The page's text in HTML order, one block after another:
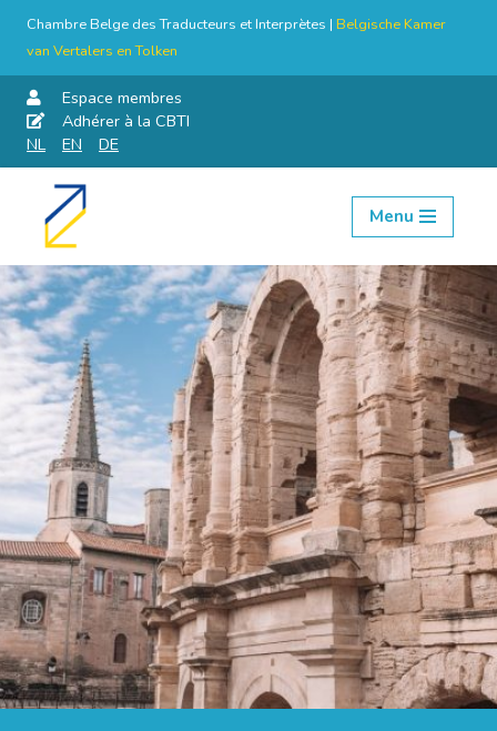
Chambre Belge des Traducteurs et Interprètes | Belgische Kamer
van Vertalers en Tolken
Espace membres
Adhérer à la CBTI
NL
EN DE
Aller
contenu
Menu